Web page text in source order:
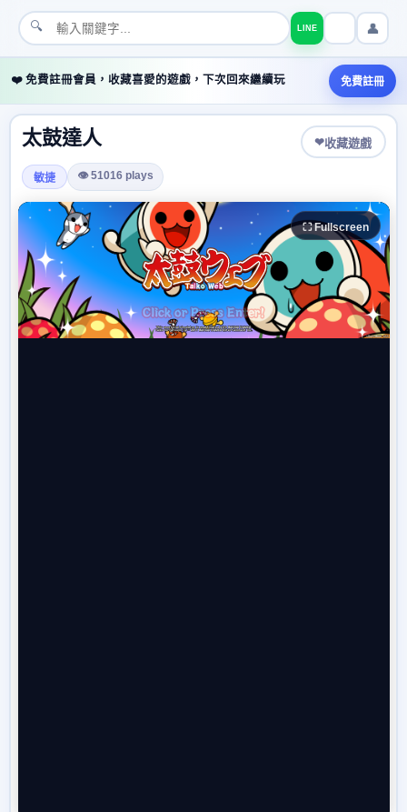
🔍 LINE 👤
❤️ 免費註冊會員，收藏喜愛的遊戲，下次回來繼續玩 免費註冊
太鼓達人 ❤收藏遊戲
敏捷 👁 51016 plays
⛶ Fullscreen